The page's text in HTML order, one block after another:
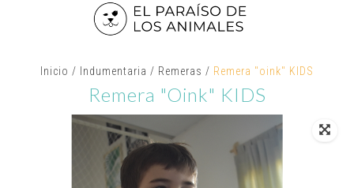
Inicio / Indumentaria / Remeras / Remera "oink" KIDS
Remera "oink" KIDS